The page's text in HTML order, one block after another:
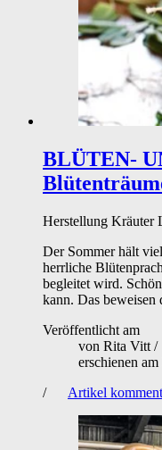
BLÜTEN-
Herstellung Kräuter
Der Sommer hält
herrliche
begleitet wird.
kann. Das beweisen
Veröffentlicht am
von Rita Vitt /
erschienen am
/
Artikel